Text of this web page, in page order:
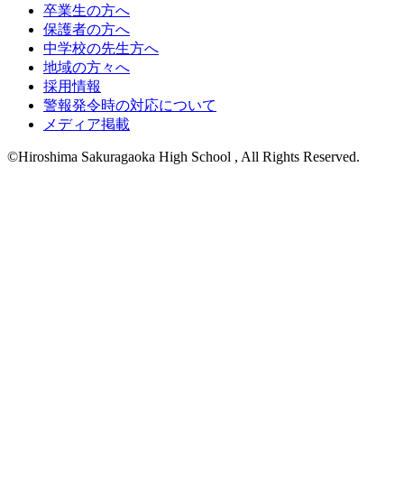
卒業生の方へ
保護者の方へ
中学校の先生方へ
地域の方々へ
採用情報
警報発令時の対応について
メディア掲載
©Hiroshima Sakuragaoka High School , All Rights Reserved.